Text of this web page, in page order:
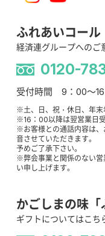
ふれあいコール
経済連グループへのご
0120-
受付時間 9：00～
※土、日、祝・休日、年末
※16：00以降は翌営業日受
※お客様との通話内容は、
音させていただきます。
予めご了承下さい。
※弊会事業と関係のない営
い申し上げます。
かごしまの味「
ギフトについてはこち